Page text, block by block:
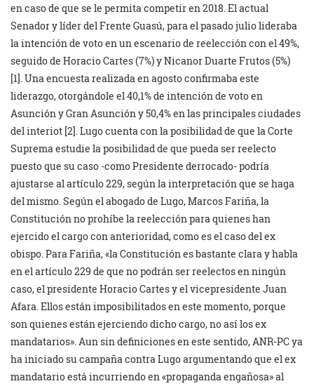
en caso de que se le permita competir en 2018. El actual
Senador y líder del Frente Guasú, para el pasado julio lideraba
la intención de voto en un escenario de reelección con el 49%,
seguido de Horacio Cartes (7%) y Nicanor Duarte Frutos (5%)
[1]. Una encuesta realizada en agosto confirmaba este
liderazgo, otorgándole el 40,1% de intención de voto en
Asunción y Gran Asunción y 50,4% en las principales ciudades
del interiot [2]. Lugo cuenta con la posibilidad de que la Corte
Suprema estudie la posibilidad de que pueda ser reelecto
puesto que su caso -como Presidente derrocado- podría
ajustarse al artículo 229, según la interpretación que se haga
del mismo. Según el abogado de Lugo, Marcos Fariña, la
Constitución no prohíbe la reelección para quienes han
ejercido el cargo con anterioridad, como es el caso del ex
obispo. Para Fariña, «la Constitución es bastante clara y habla
en el artículo 229 de que no podrán ser reelectos en ningún
caso, el presidente Horacio Cartes y el vicepresidente Juan
Afara. Ellos están imposibilitados en este momento, porque
son quienes están ejerciendo dicho cargo, no así los ex
mandatarios». Aun sin definiciones en este sentido, ANR-PC ya
ha iniciado su campaña contra Lugo argumentando que el ex
mandatario está incurriendo en «propaganda engañosa» al